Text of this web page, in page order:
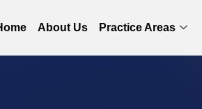
About Us Practice Areas